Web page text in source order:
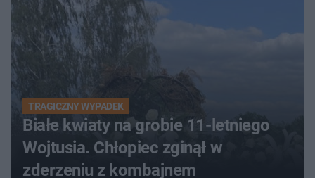
TRAGICZNY WYPADEK
Białe kwiaty na grobie 11-letniego
Wojtusia. Chłopiec zginął w
zderzeniu z kombajnem